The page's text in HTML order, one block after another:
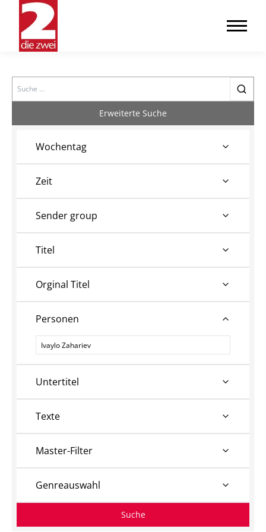
Search
Erweiterte Suche
Wochentag
Zeit
Sender group
Titel
Orginal Titel
Personen
Personen
Untertitel
Texte
Master-Filter
Genreauswahl
Suche